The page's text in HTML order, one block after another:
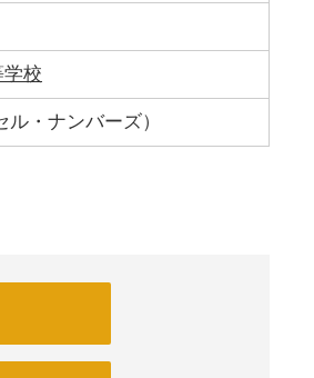
校
・ナンバーズ）